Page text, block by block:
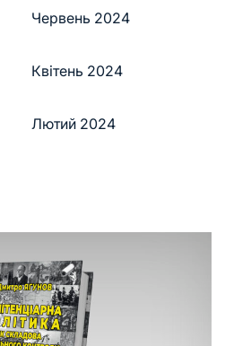
Червень 2024
Квітень 2024
Лютий 2024